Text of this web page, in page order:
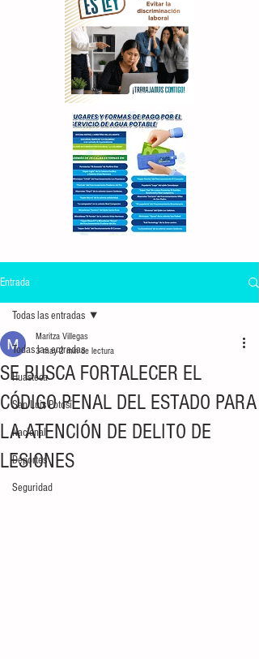
Entrada
Todas las entradas
Huasteca
San Luis Potosí
Nacional
Deportes
Seguridad
Todas las entradas
SE BUSCA FORTALECER EL
CÓDIGO PENAL DEL ESTADO PARA
LA ATENCIÓN DE DELITO DE
LESIONES
Maritza Villegas
3 may2 min de lectura